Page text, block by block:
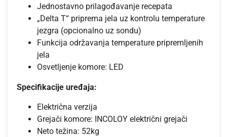
Jednostavno prilagođavanje recepata
„Delta T“ priprema jela uz kontrolu temperature
jezgra (opcionalno uz sondu)
Funkcija održavanja temperature pripremljenih
jela
Osvetljenje komore: LED
Specifikacije uređaja:
Električna verzija
Grejači komore: INCOLOY električni grejači
Neto težina: 52kg